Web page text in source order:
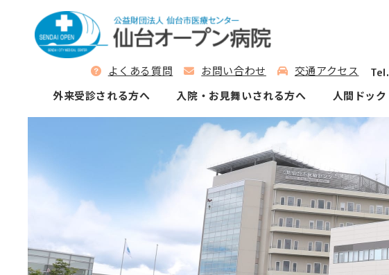
よくある質問 お問い合わせ 交通アクセス Tel.
外来受診される⽅へ ⼊院‧お⾒舞いされる⽅へ 人間ドック